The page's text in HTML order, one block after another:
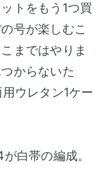
トをもう1つ買
号が楽しむこ
まではやりま
からないた
ウレタン1ケー
白帯の編成。